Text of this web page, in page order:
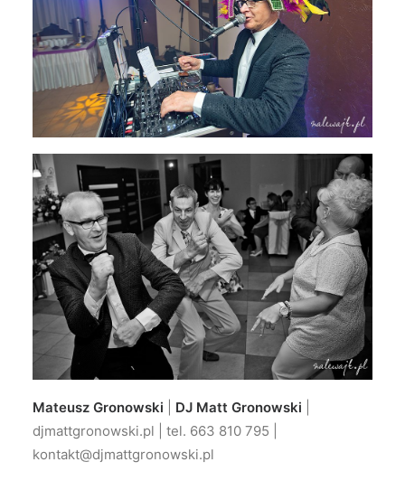
Mateusz Gronowski DJ Matt Gronowski
djmattgronowski.pl | tel. 663 810 795 |
kontakt@djmattgronowski.pl